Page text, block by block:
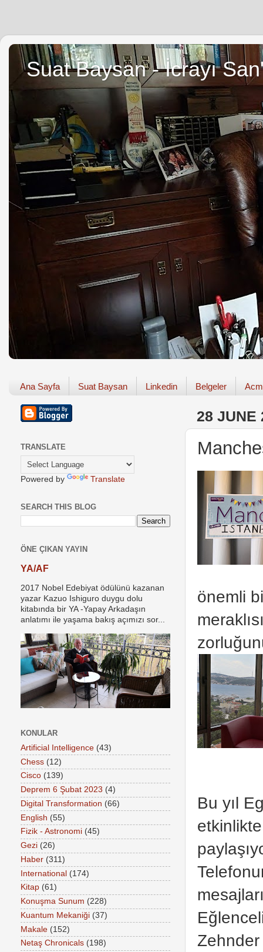
Suat Baysan - İcrayı
Ana Sayfa Suat Baysan Linkedin Belgeler
28 JUNE
önemli
Bu yıl
Zehnder
TRANSLATE
Powered by Translate
SEARCH THIS BLOG
ÖNE ÇIKAN YAYIN
YA/AF
2017 Nobel Edebiyat ödülünü kazanan
yazar Kazuo Ishiguro duygu dolu
kitabında bir YA -Yapay Arkadaşın
anlatımı ile yaşama bakış açımızı sor...
KONULAR
Artificial Intelligence (43)
Chess (12)
Cisco (139)
Deprem 6 Şubat 2023 (4)
Digital Transformation (66)
English (55)
Fizik - Astronomi (45)
Gezi (26)
Haber (311)
International (174)
Kitap (61)
Konuşma Sunum (228)
Kuantum Mekaniği (37)
Makale (152)
Netaş Chronicals (198)